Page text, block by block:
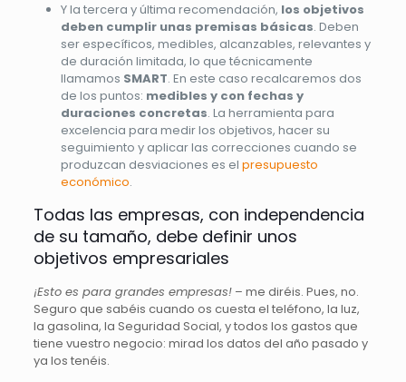
Y la tercera y última recomendación, los objetivos
deben cumplir unas premisas básicas. Deben
ser específicos, medibles, alcanzables, relevantes y
de duración limitada, lo que técnicamente
llamamos SMART. En este caso recalcaremos dos
de los puntos: medibles y con fechas y
duraciones concretas. La herramienta para
excelencia para medir los objetivos, hacer su
seguimiento y aplicar las correcciones cuando se
produzcan desviaciones es el presupuesto
económico.
Todas las empresas, con independencia
de su tamaño, debe definir unos
objetivos empresariales
¡Esto es para grandes empresas!– me diréis. Pues, no.
Seguro que sabéis cuando os cuesta el teléfono, la luz,
la gasolina, la Seguridad Social, y todos los gastos que
tiene vuestro negocio: mirad los datos del año pasado y
ya los tenéis.